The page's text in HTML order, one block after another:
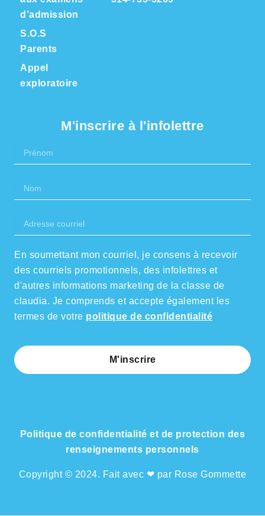
d’admission
S.O.S
Parents
Appel
exploratoire
M'inscrire à l'infolettre
courriel
En soumettant mon courriel, je consens à recevoir
des courriels promotionnels, des infolettres et
d'autres informations marketing de la classe de
claudia. Je comprends et accepte également les
termes de votre politique de confidentialité
M'inscrire
Politique de confidentialité et de protection des
renseignements personnels
Copyright © 2024. Fait avec ❤ par Rose Gommette